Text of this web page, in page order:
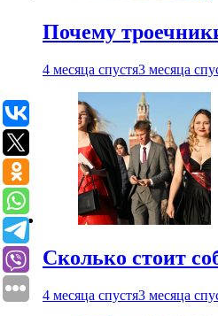
Почему
4 месяца спустя3 месяца
Сколько стоит
4 месяца спустя3 месяца